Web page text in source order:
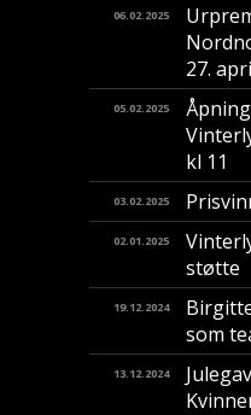
06.02.2025
27.
05.02.2025
kl 11
03.02.2025
02.01.2025
støtte
19.12.2024
som
13.12.2024